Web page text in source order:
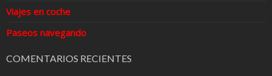
Viajes en coche
Paseos navegando
COMENTARIOS RECIENTES